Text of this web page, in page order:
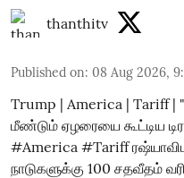
thanthitv
Published on: 08 Aug 2026,
Trump | America | Tariff |
மீண்டும் ஏழரையை கூட்டிய
#America #Tariff
நாடுகளுக்கு 100 சதவீதம்